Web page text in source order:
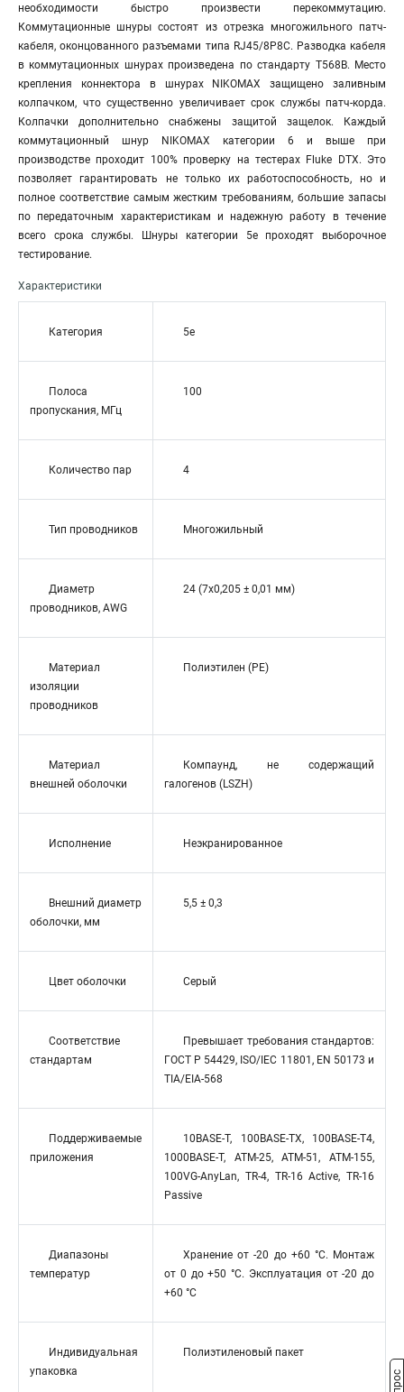
необходимости быстро произвести перекоммутацию.
Коммутационные шнуры состоят из отрезка многожильного патч-
кабеля, оконцованного разъемами типа RJ45/8P8C. Разводка кабеля
в коммутационных шнурах произведена по стандарту T568B. Место
крепления коннектора в шнурах NIKOMAX защищено заливным
колпачком, что существенно увеличивает срок службы патч-корда.
Колпачки дополнительно снабжены защитой защелок. Каждый
коммутационный шнур NIKOMAX категории 6 и выше при
производстве проходит 100% проверку на тестерах Fluke DTX. Это
позволяет гарантировать не только их работоспособность, но и
полное соответствие самым жестким требованиям, большие запасы
по передаточным характеристикам и надежную работу в течение
всего срока службы. Шнуры категории 5е проходят выборочное
тестирование.
Характеристики
Категория 5e
Полоса
пропускания, МГц
100
Количество пар 4
Тип проводников Многожильный
Диаметр
проводников, AWG
24 (7x0,205 ± 0,01 мм)
Материал
изоляции
проводников
Полиэтилен (PE)
Материал
внешней оболочки
Компаунд, не содержащий
галогенов (LSZH)
Исполнение Неэкранированное
Внешний диаметр
оболочки, мм
5,5 ± 0,3
Цвет оболочки Серый
Соответствие
стандартам
Превышает требования стандартов:
ГОСТ Р 54429, ISO/IEC 11801, EN 50173 и
TIA/EIA-568
Поддерживаемые
приложения
10BASE-T, 100BASE-TX, 100BASE-T4,
1000BASE-T, ATM-25, ATM-51, ATM-155,
100VG-AnyLan, TR-4, TR-16 Active, TR-16
Passive
Диапазоны
температур
Хранение от -20 до +60 °C. Монтаж
от 0 до +50 °C. Эксплуатация от -20 до
+60 °C
Индивидуальная
упаковка
Полиэтиленовый пакет